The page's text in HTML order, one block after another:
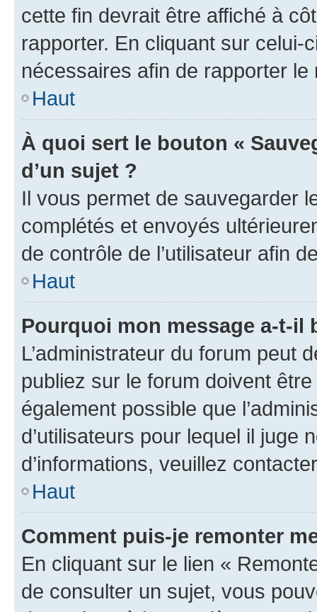
cette fin devrait être affiché à
rapporter. En cliquant sur
nécessaires afin de rapporter le
Haut
À quoi sert le bouton «
d’un sujet ?
Il vous permet de sauvegarder
complétés et envoyés
de contrôle de l’utilisateur afin
Haut
Pourquoi mon message a-t-il
L’administrateur du forum peut
publiez sur le forum doivent
également possible que
d’utilisateurs pour lequel il juge
d’informations, veuillez
Haut
Comment puis-je remonter
En cliquant sur le lien «
de consulter un sujet, vous